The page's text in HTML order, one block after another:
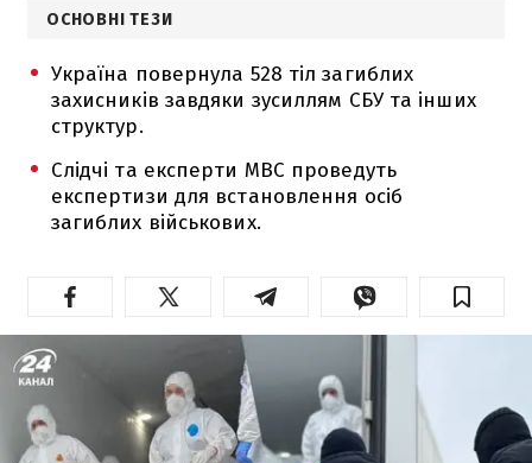
ОСНОВНІ ТЕЗИ
Україна повернула 528 тіл загиблих
захисників завдяки зусиллям СБУ та інших
структур.
Слідчі та експерти МВС проведуть
експертизи для встановлення осіб
загиблих військових.